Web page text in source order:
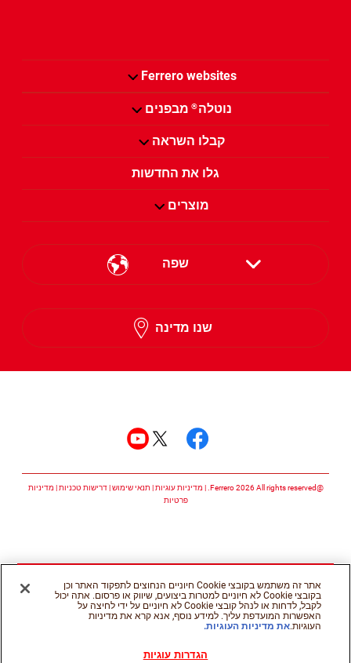
Ferrero websites
נוטלה®מבפנים
קבלו השראה
גלו את החדשות
מוצרים
שפה
English
שנו מדינה
@Ferrero 2026 All rights reserved. מדיניות עוגיות תנאי שימוש דרישות טכניות
מדיניות
פרטיות
אתר זה משתמש בקובצי Cookie חיוניים הנחוצים לתפקוד האתר וכן
בקובצי Cookie לא חיוניים למטרות ביצועים, שיווק או פרסום. אתה יכול
לקבל, לדחות או לנהל קובצי Cookie לא חיוניים על ידי לחיצה על
האפשרות המועדפת עליך. למידע נוסף, אנא קרא את מדיניות
העוגיות.את מדיניות העוגיות.
הגדרות עוגיות